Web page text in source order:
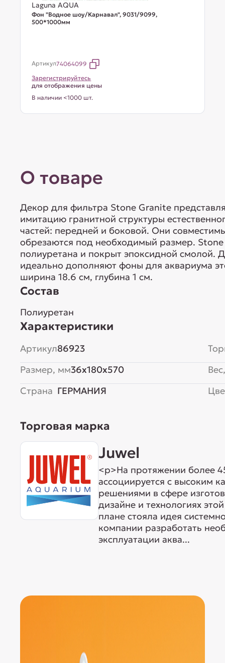
Laguna AQUA
Фон "Водное шоу/Карнавал", 9031/9099,
500*1000мм
Артикул74064099
Зарегистрируйтесь
для отображения цены
В наличии <1000 шт.
О товаре
Декор для фильтра Stone Granite
имитацию гранитной структуры
частей: передней и боковой. Они
обрезаются под необходимый размер.
полиуретана и покрыт эпоксидной смолой.
идеально дополняют фоны для аквариума
ширина 18.6 см, глубина 1 см.
Состав
Полиуретан
Характеристики
Артикул86923
Размер, мм36x180x570
Страна ГЕРМАНИЯ
Торговая марка
Juwel
<p>На протяжении более
ассоциируется с высоким
решениями в сфере
дизайне и технологиях
плане стояла идея
компании разработать
эксплуатации аква...